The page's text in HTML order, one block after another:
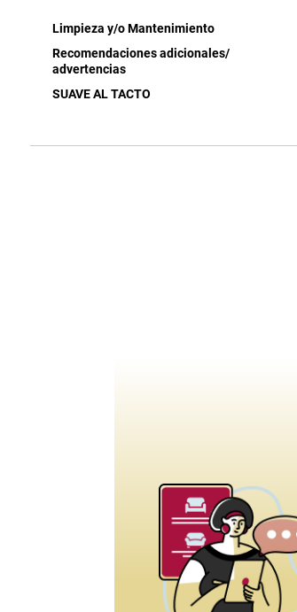
Limpieza y/o Mantenimiento
Recomendaciones adicionales/
advertencias
SUAVE AL TACTO